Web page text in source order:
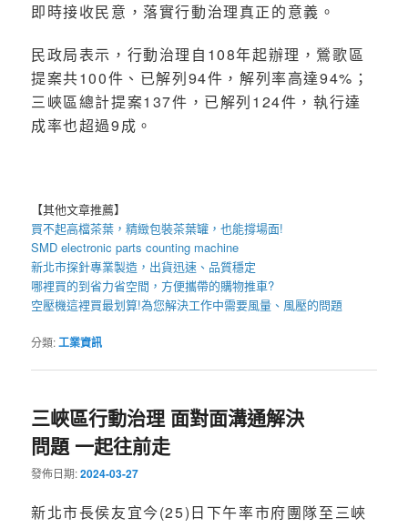
即時接收民意，落實行動治理真正的意義。
民政局表示，行動治理自108年起辦理，鶯歌區
提案共100件、已解列94件，解列率高達94%；
三峽區總計提案137件，已解列124件，執行達
成率也超過9成。
【其他文章推薦】
買不起高檔茶葉，精緻包裝茶葉罐 ，也能撐場面!
SMD electronic parts counting machine
新北市探針專業製造，出貨迅速、品質穩定
哪裡買的到省力省空間，方便攜帶的購物推車?
空壓機這裡買最划算!為您解決工作中需要風量、風壓的問題
分類:工業資訊
三峽區行動治理 面對面溝通解決
問題 一起往前走
發佈日期:2024-03-27
新北市長侯友宜今(25)日下午率市府團隊至三峽